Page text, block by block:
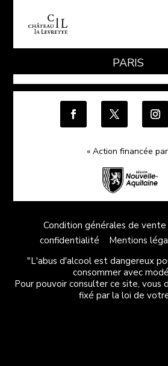
PARIS
« Action financée
Condition générales de vente
confidentialité
Mentions
"L'abus d'alcool est dangereux
consommer avec
Pour pouvoir consulter ce site, vous
fixé par la loi de